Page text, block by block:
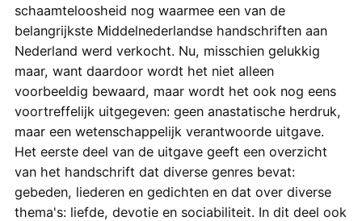
schaamteloosheid nog waarmee een van de
belangrijkste Middelnederlandse handschriften aan
Nederland werd verkocht. Nu, misschien gelukkig
maar, want daardoor wordt het niet alleen
voorbeeldig bewaard, maar wordt het ook nog eens
voortreffelijk uitgegeven: geen anastatische herdruk,
maar een wetenschappelijk verantwoorde uitgave.
Het eerste deel van de uitgave geeft een overzicht
van het handschrift dat diverse genres bevat:
gebeden, liederen en gedichten en dat over diverse
thema's: liefde, devotie en sociabiliteit. In dit deel ook